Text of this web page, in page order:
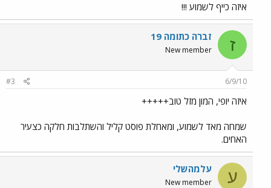
איזה כייף לשמוע !!!
ז זברה כתומה 19
New member
6/9/10
#3
איזה יופי, המון מזל טוב+++++
שמחה מאד לשמוע, ומאחלת פוסט קליל והשתלבות חלקה כצעיר
האחים.
ע עלמהשלי
New member